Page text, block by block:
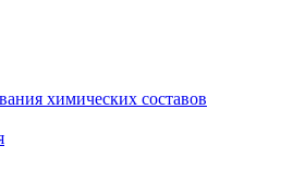
химических составов